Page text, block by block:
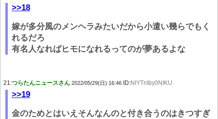
>>18
嫁が多分風のメンヘラみたいだから小遣い幾らでもく
れるだろ
有名人なればヒモになれるってのが夢あるよな
21:つらたんニュースさん 2022/05/29(日) 16:46 ID:NIYTnIby0NIKU
>>19
金のためとはいえそんなんのと付き合うのはきつすぎ